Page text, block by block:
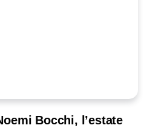
Bocchi, l’estate